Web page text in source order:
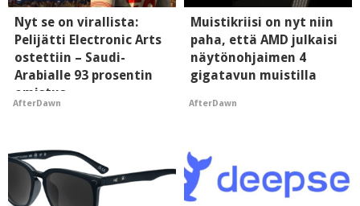
Nyt se on virallista:
Pelijätti Electronic Arts
ostettiin – Saudi-
Arabialle 93 prosentin
omistus
AfterDawn
Muistikriisi on nyt niin
paha, että AMD julkaisi
näytönohjaimen 4
gigatavun muistilla
AfterDawn